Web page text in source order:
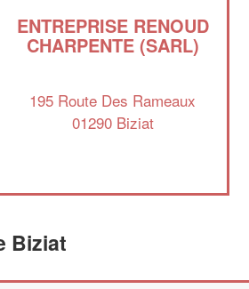
ENTREPRISE RENOUD
CHARPENTE (SARL)
195 Route Des Rameaux
01290 Biziat
Biziat